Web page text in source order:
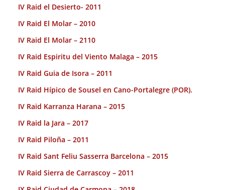
IV Raid el Desierto- 2011
IV Raid El Molar – 2010
IV Raid El Molar – 2110
IV Raid Espiritu del Viento Malaga – 2015
IV Raid Guia de Isora – 2011
IV Raid Hípico de Sousel en Cano-Portalegre (POR).
IV Raid Karranza Harana – 2015
IV Raid la Jara – 2017
IV Raid Piloña – 2011
IV Raid Sant Feliu Sasserra Barcelona – 2015
IV Raid Sierra de Carrascoy – 2011